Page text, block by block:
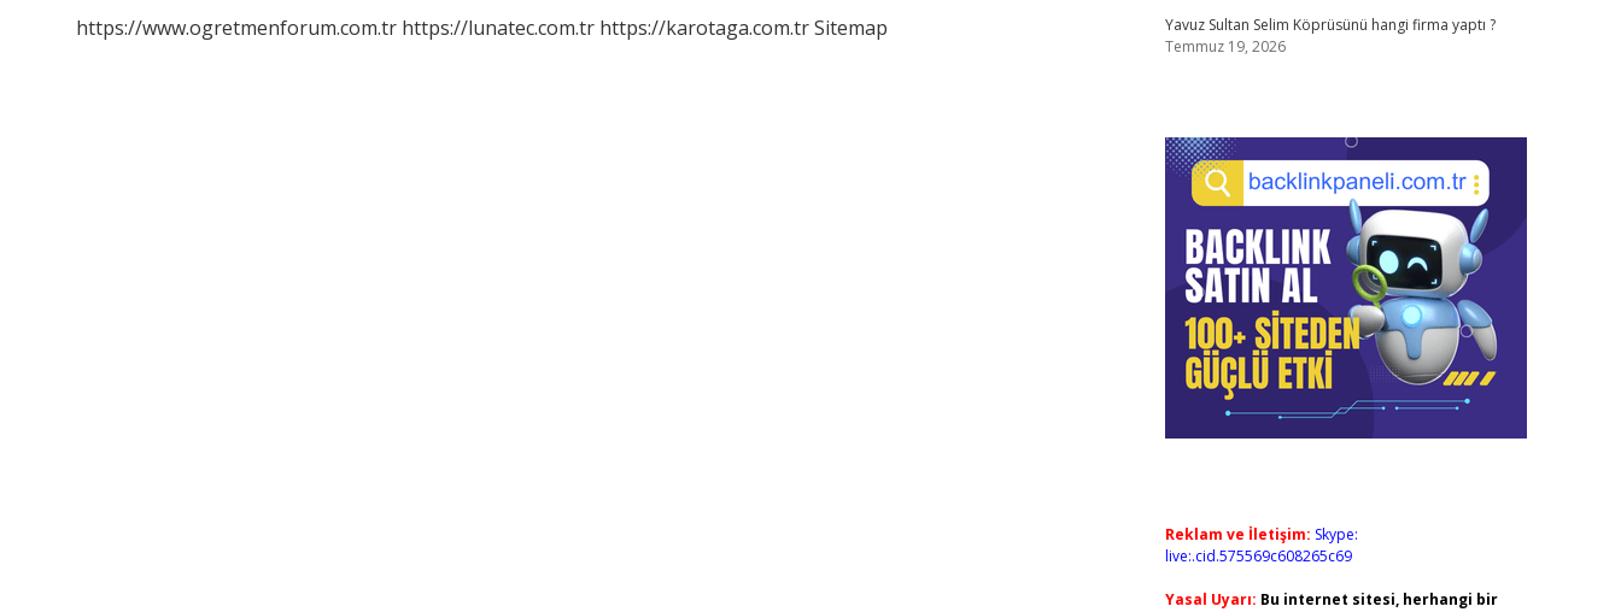
https://www.ogretmenforum.com.tr https://lunatec.com.tr https://karotaga.com.trSitemap
Yavuz Sultan Selim Köprüsünü hangi firma yaptı ?
Temmuz 19, 2026
Reklam ve İletişim: Skype:
live:.cid.575569c608265c69
Yasal Uyarı: Bu internet sitesi, herhangi bir